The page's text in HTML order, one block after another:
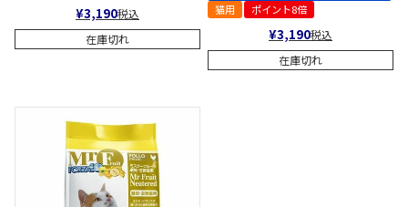
¥3,190税込
在庫切れ
猫用
ポイント8倍
¥3,190税込
在庫切れ